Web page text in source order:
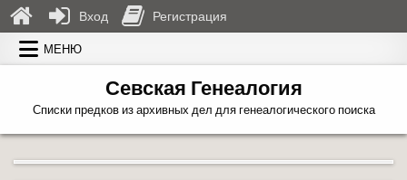
Перейти к содержимому
МЕНЮ
Севская Генеалогия
Списки предков из архивных дел для генеалогического поиска
Вход Регистрация